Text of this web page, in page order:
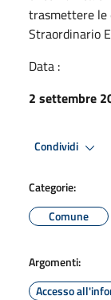
trasmettere le
Straordinario
Data :
2 settembre
Condividi
Categorie:
Comune
Argomenti:
Accesso